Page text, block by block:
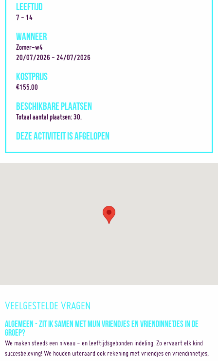
LEEFTIJD
7 - 14
WANNEER
Zomer-w4
20/07/2026 - 24/07/2026
KOSTPRIJS
€155.00
BESCHIKBARE PLAATSEN
Totaal aantal plaatsen: 30.
DEZE ACTIVITEIT IS AFGELOPEN
VEELGESTELDE VRAGEN
Algemeen - Zit ik samen met mijn vriendjes en vriendinnetjes in de
groep?
We maken steeds een niveau - en leeftijdsgebonden indeling. Zo ervaart elk kind
succesbeleving! We houden uiteraard ook rekening met vriendjes en vriendinnetjes,